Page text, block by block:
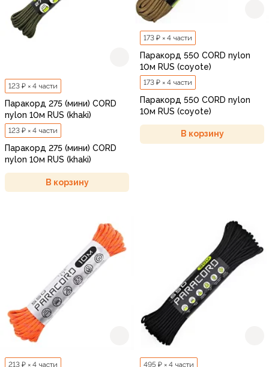
123 ₽ × 4 части
Паракорд 275 (мини) CORD
nylon 10м RUS (khaki)
123 ₽ × 4 части
Паракорд 275 (мини) CORD
nylon 10м RUS (khaki)
В корзину
173 ₽ × 4 части
Паракорд 550 CORD nylon
10м RUS (coyote)
173 ₽ × 4 части
Паракорд 550 CORD nylon
10м RUS (coyote)
В корзину
213 ₽ × 4 части 495 ₽ × 4 части